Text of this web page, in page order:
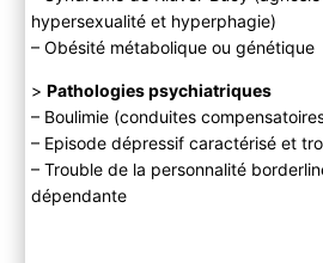
hypersexualité et hyperphagie)
– Obésité métabolique ou génétique
> Pathologies psychiatriques
– Boulimie (conduites
– Episode dépressif caractérisé et
– Trouble de la personnalité
dépendante